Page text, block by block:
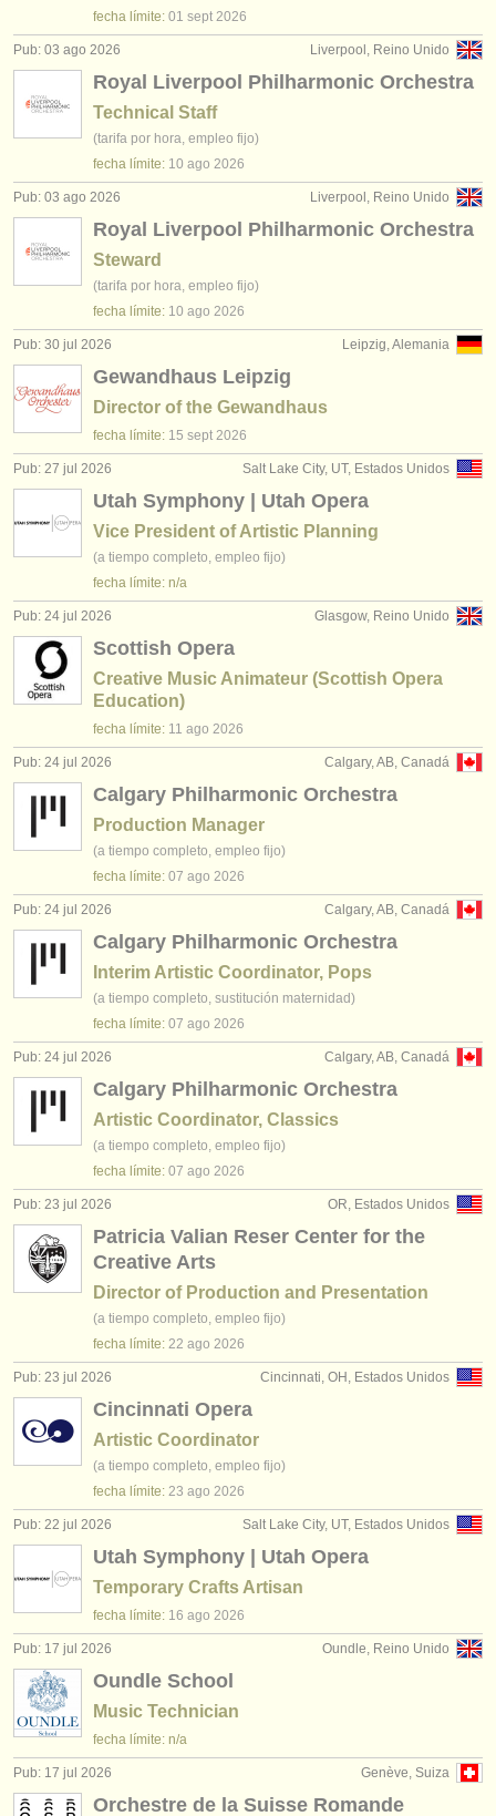
iniciar sesión
fecha límite: 01 sept 2026
Liverpool, Reino Unido
Pub: 03 ago 2026
Royal Liverpool Philharmonic Orchestra
Technical Staff
(tarifa por hora, empleo fijo)
fecha límite: 10 ago 2026
Liverpool, Reino Unido
Pub: 03 ago 2026
Royal Liverpool Philharmonic Orchestra
Steward
(tarifa por hora, empleo fijo)
fecha límite: 10 ago 2026
Leipzig, Alemania
Pub: 30 jul 2026
Gewandhaus Leipzig
Director of the Gewandhaus
fecha límite: 15 sept 2026
Salt Lake City, UT, Estados Unidos
Pub: 27 jul 2026
Utah Symphony | Utah Opera
Vice President of Artistic Planning
(a tiempo completo, empleo fijo)
fecha límite: n/a
Glasgow, Reino Unido
Pub: 24 jul 2026
Scottish Opera
Creative Music Animateur (Scottish Opera
Education)
fecha límite: 11 ago 2026
Calgary, AB, Canadá
Pub: 24 jul 2026
Calgary Philharmonic Orchestra
Production Manager
(a tiempo completo, empleo fijo)
fecha límite: 07 ago 2026
Calgary, AB, Canadá
Pub: 24 jul 2026
Calgary Philharmonic Orchestra
Interim Artistic Coordinator, Pops
(a tiempo completo, sustitución maternidad)
fecha límite: 07 ago 2026
Calgary, AB, Canadá
Pub: 24 jul 2026
Calgary Philharmonic Orchestra
Artistic Coordinator, Classics
(a tiempo completo, empleo fijo)
fecha límite: 07 ago 2026
OR, Estados Unidos
Pub: 23 jul 2026
Patricia Valian Reser Center for the
Creative Arts
Director of Production and Presentation
(a tiempo completo, empleo fijo)
fecha límite: 22 ago 2026
Cincinnati, OH, Estados Unidos
Pub: 23 jul 2026
Cincinnati Opera
Artistic Coordinator
(a tiempo completo, empleo fijo)
fecha límite: 23 ago 2026
Salt Lake City, UT, Estados Unidos
Pub: 22 jul 2026
Utah Symphony | Utah Opera
Temporary Crafts Artisan
fecha límite: 16 ago 2026
Oundle, Reino Unido
Pub: 17 jul 2026
Oundle School
Music Technician
fecha límite: n/a
Genève, Suiza
Pub: 17 jul 2026
Orchestre de la Suisse Romande